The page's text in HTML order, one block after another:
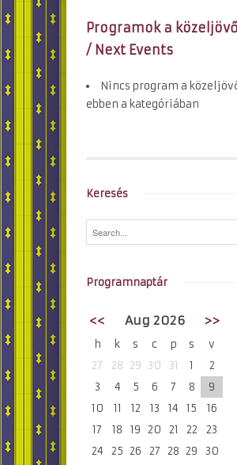
Programok a
/ Next Events
Nincs program a
ebben a kategóriában
Keresés
Programnaptár
<< Aug 2026 >>
h k s c p s
v
27
28 29 30 31 1
2
3
4 5 6 7 8
9
10
11 12 13 14 15
16
17
18 19 20 21 22
23
24
25 26 27 28 29
30